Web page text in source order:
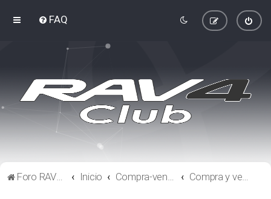
FAQ
Foro RAV4 Club Inicio Compra-venta Compra y venta